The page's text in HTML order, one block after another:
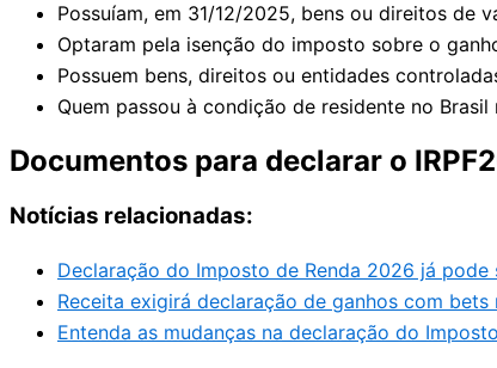
Possuíam, em 31/12/2025, bens ou direitos de
Optaram pela isenção do imposto sobre o
Possuem bens, direitos ou entidades
Quem passou à condição de residente no
Documentos para declarar o
Notícias relacionadas:
Declaração do Imposto de Renda 2026 já pode
Receita exigirá declaração de ganhos com bets
Entenda as mudanças na declaração do